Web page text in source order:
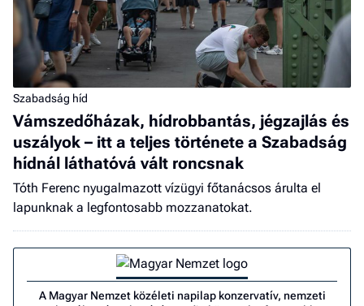
Szabadság híd
Vámszedőházak, hídrobbantás, jégzajlás és
uszályok – itt a teljes története a Szabadság
hídnál láthatóvá vált roncsnak
Tóth Ferenc nyugalmazott vízügyi főtanácsos árulta el
lapunknak a legfontosabb mozzanatokat.
A Magyar Nemzet közéleti napilap konzervatív, nemzeti